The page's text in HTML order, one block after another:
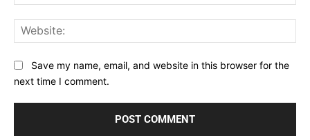
Save my name, email, and website in this browser for the
next time I comment.